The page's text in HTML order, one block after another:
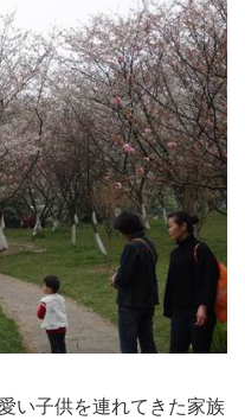
い子供を連れてきた家族